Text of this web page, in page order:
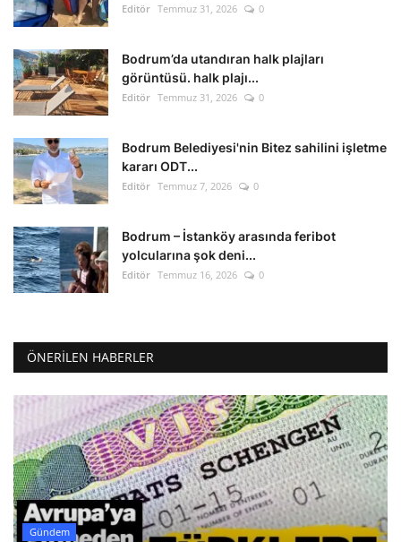
Editör Temmuz 31, 2026 0
Bodrum’da utandıran halk plajları
görüntüsü. halk plajı...
Editör Temmuz 31, 2026 0
Bodrum Belediyesi'nin Bitez sahilini işletme
kararı ODT...
Editör Temmuz 7, 2026 0
Bodrum – İstanköy arasında feribot
yolcularına şok deni...
Editör Temmuz 16, 2026 0
ÖNERILEN HABERLER
Gündem